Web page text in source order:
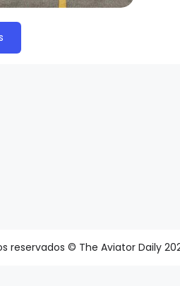
reservados © The Aviator Daily